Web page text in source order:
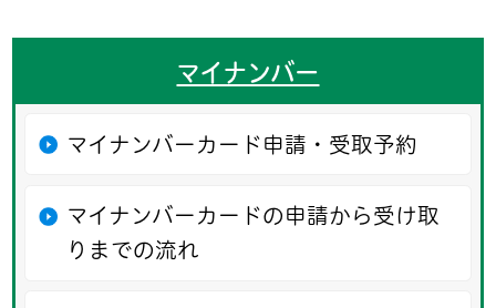
マイナンバー
マイナンバーカード申請・受取予約
マイナンバーカードの申請から受け取
りまでの流れ